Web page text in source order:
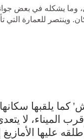
وما يشكله في بعض
وينتصر للعمارة التي
كما يلقبها
الميناء، لا
عليها الأمازيغ